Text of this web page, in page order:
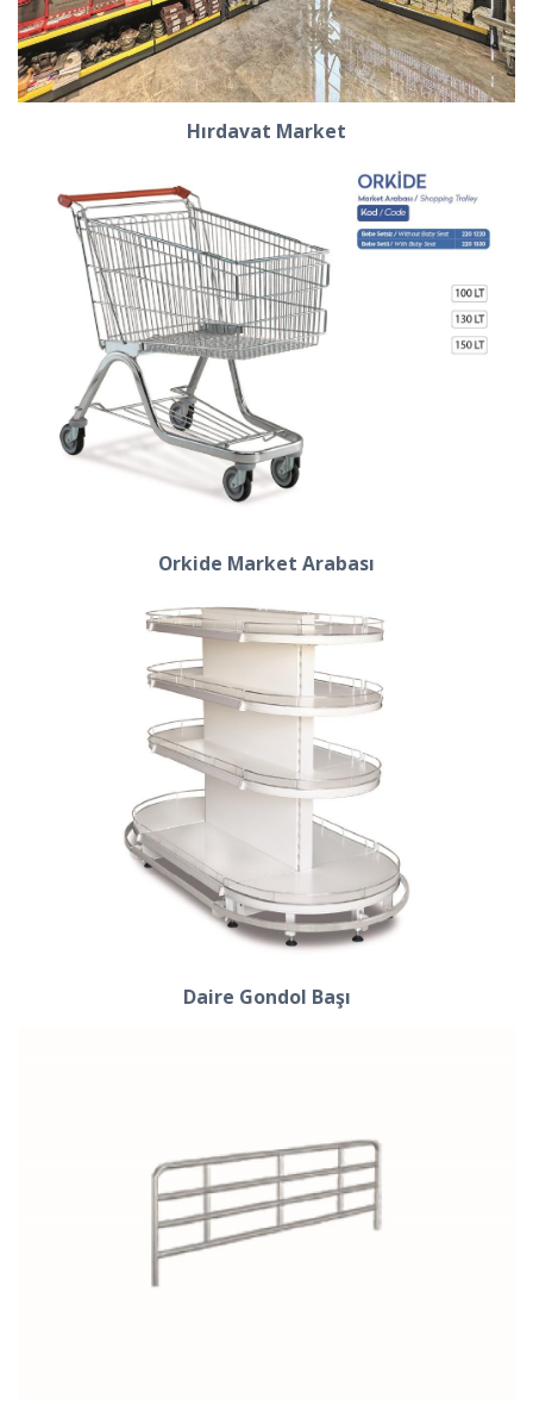
Hırdavat Market
Orkide Market Arabası
Daire Gondol Başı